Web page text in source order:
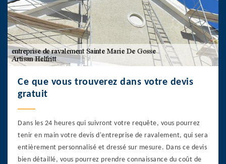
Ce que vous trouverez dans votre devis
gratuit
Dans les 24 heures qui suivront votre requête, vous pourrez
tenir en main votre devis d'entreprise de ravalement, qui sera
entièrement personnalisé et dressé sur mesure. Dans ce devis
bien détaillé, vous pourrez prendre connaissance du coût de